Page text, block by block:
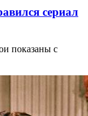
сериал
показаны с